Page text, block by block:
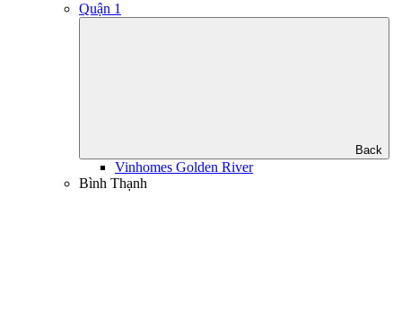
Quận 1
Back
Vinhomes Golden River
Bình Thạnh